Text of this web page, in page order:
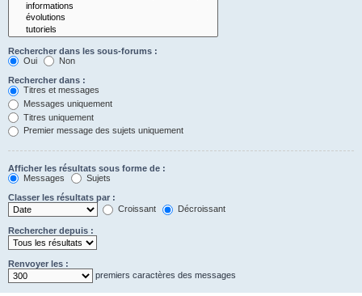
Rechercher dans les sous-forums :
Oui
Non
Rechercher dans :
Titres et messages
Messages uniquement
Titres uniquement
Premier message des sujets uniquement
Afficher les résultats sous forme de :
Messages
Sujets
Classer les résultats par :
Croissant
Décroissant
Rechercher depuis :
Renvoyer les :
premiers caractères des messages